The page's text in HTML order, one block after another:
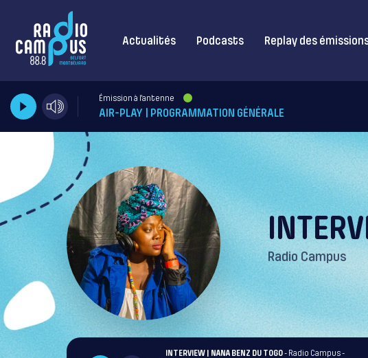
Actualités Podcasts Replay des
Émission à l'antenne
AIR-PLAY | PROGRAMMATION GÉNÉRALE
Radio Campus
INTERVIEW | NANA BENZ DU TOGO- Radio Campus -